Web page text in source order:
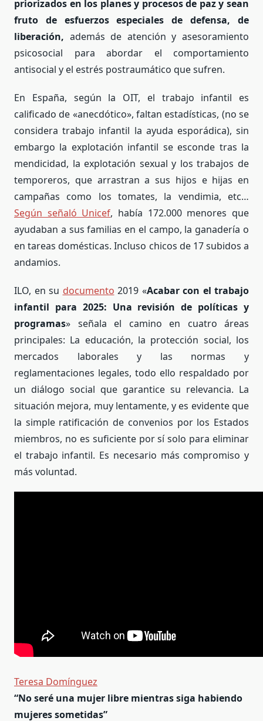
priorizados en los planes y procesos de paz y sean
fruto de esfuerzos especiales de defensa, de
liberación, además de atención y asesoramiento
psicosocial para abordar el comportamiento
antisocial y el estrés postraumático que sufren.
En España, según la OIT, el trabajo infantil es
calificado de «anecdótico», faltan estadísticas, (no se
considera trabajo infantil la ayuda esporádica), sin
embargo la explotación infantil se esconde tras la
mendicidad, la explotación sexual y los trabajos de
temporeros, que arrastran a sus hijos e hijas en
campañas como los tomates, la vendimia, etc…
Según señaló Unicef, había 172.000 menores que
ayudaban a sus familias en el campo, la ganadería o
en tareas domésticas. Incluso chicos de 17 subidos a
andamios.
ILO, en su documento 2019 «Acabar con el trabajo
infantil para 2025: Una revisión de políticas y
programas» señala el camino en cuatro áreas
principales: La educación, la protección social, los
mercados laborales y las normas y
reglamentaciones legales, todo ello respaldado por
un diálogo social que garantice su relevancia. La
situación mejora, muy lentamente, y es evidente que
la simple ratificación de convenios por los Estados
miembros, no es suficiente por sí solo para eliminar
el trabajo infantil. Es necesario más compromiso y
más voluntad.
Teresa Domínguez
“No seré una mujer libre mientras siga habiendo
mujeres sometidas”